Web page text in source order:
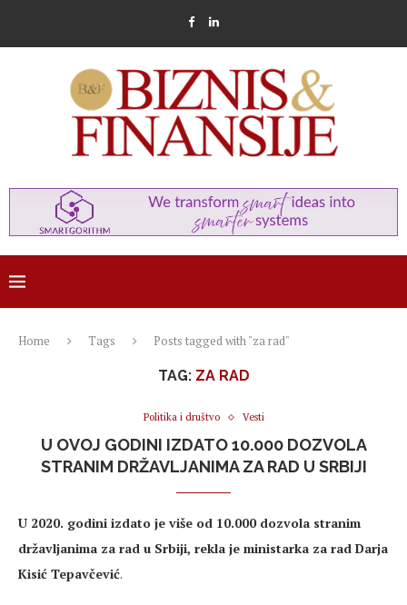
Home Tags Posts tagged with "za rad"
TAG: ZA RAD
Politika i društvo Vesti
U OVOJ GODINI IZDATO 10.000 DOZVOLA
STRANIM DRŽAVLJANIMA ZA RAD U SRBIJI
U 2020. godini izdato je više od 10.000 dozvola stranim
državljanima za rad u Srbiji, rekla je ministarka za rad Darja
Kisić Tepavčević.